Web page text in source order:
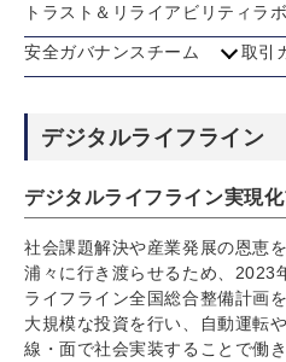
トラスト＆リライアビリティラボ
安全ガバナンスチーム 取引
デジタルライフライン
デジタルライフライン実現
社会課題解決や産業発展の恩恵
浦々に行き渡らせるため、2023
ライフライン全国総合整備計画
大規模な投資を行い、自動運転
線・面で社会実装することで働